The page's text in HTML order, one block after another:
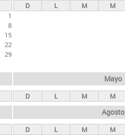
1
8
15
22
29
D L M M
Mayo
D L M M
Agosto
D L M M